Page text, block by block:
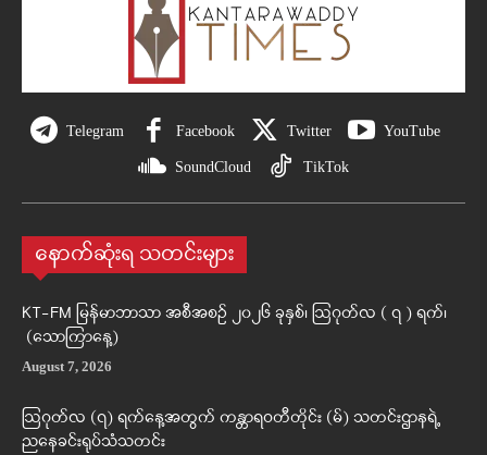
Telegram Facebook Twitter YouTube
SoundCloud TikTok
နောက်ဆုံးရ သတင်းများ
KT-FM မြန်မာဘာသာ အစီအစဉ် ၂၀၂၆ ခုနှစ်၊ ဩဂုတ်လ ( ၇ ) ရက်၊
(သောကြာနေ့)
August 7, 2026
ဩဂုတ်လ (၇) ရက်နေ့အတွက် ကန္တာရဝတီတိုင်း (မ်) သတင်းဌာနရဲ့
ညနေခင်းရုပ်သံသတင်း